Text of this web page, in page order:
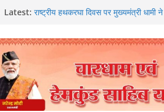
Latest: राष्ट्रीय हथकरघा दिवस पर मुख्यमंत्री
न्याय पंचायत से राज्य स्तर तक होगा प्रतिभा
सार्वजनिक स्थान पर जुआ खेलने वाले
जनकल्याण, रोजगार, शिक्षा, श्रमिक हित
कैबिनेट के ऐतिहासिक फैसले
एमडीडीए का अवैध प्लाटिंग और निर्माण पर
मसूरी मार्ग पर अवैध निर्माण सील